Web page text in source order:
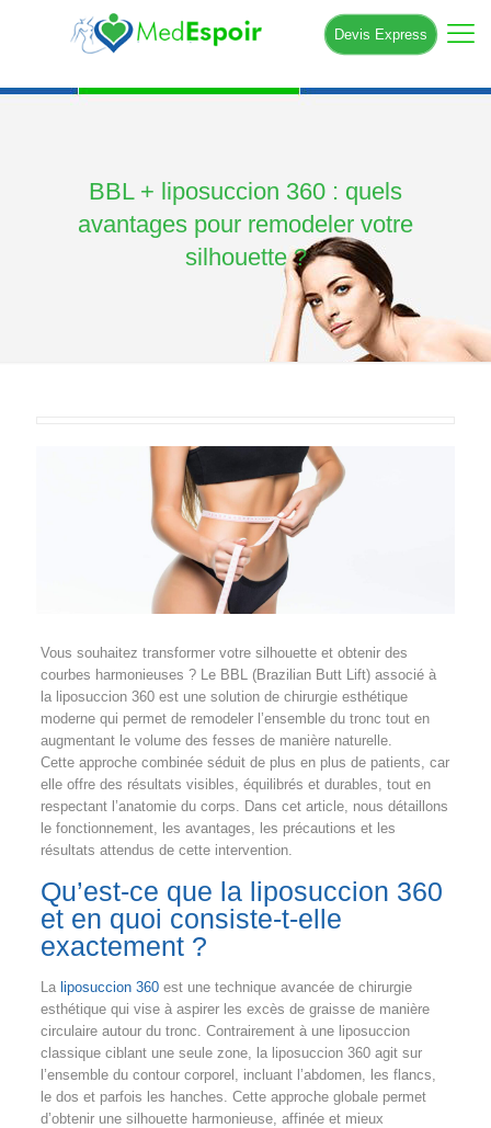
Devis Express
BBL + liposuccion 360 : quels
avantages pour remodeler votre
silhouette ?
Vous souhaitez transformer votre silhouette et obtenir des
courbes harmonieuses ? Le BBL (Brazilian Butt Lift) associé à
la liposuccion 360 est une solution de chirurgie esthétique
moderne qui permet de remodeler l’ensemble du tronc tout en
augmentant le volume des fesses de manière naturelle.
Cette approche combinée séduit de plus en plus de patients, car
elle offre des résultats visibles, équilibrés et durables, tout en
respectant l’anatomie du corps. Dans cet article, nous détaillons
le fonctionnement, les avantages, les précautions et les
résultats attendus de cette intervention.
Qu’est-ce que la liposuccion 360
et en quoi consiste-t-elle
exactement ?
La liposuccion 360est une technique avancée de chirurgie
esthétique qui vise à aspirer les excès de graisse de manière
circulaire autour du tronc. Contrairement à une liposuccion
classique ciblant une seule zone, la liposuccion 360 agit sur
l’ensemble du contour corporel, incluant l’abdomen, les flancs,
le dos et parfois les hanches. Cette approche globale permet
d’obtenir une silhouette harmonieuse, affinée et mieux